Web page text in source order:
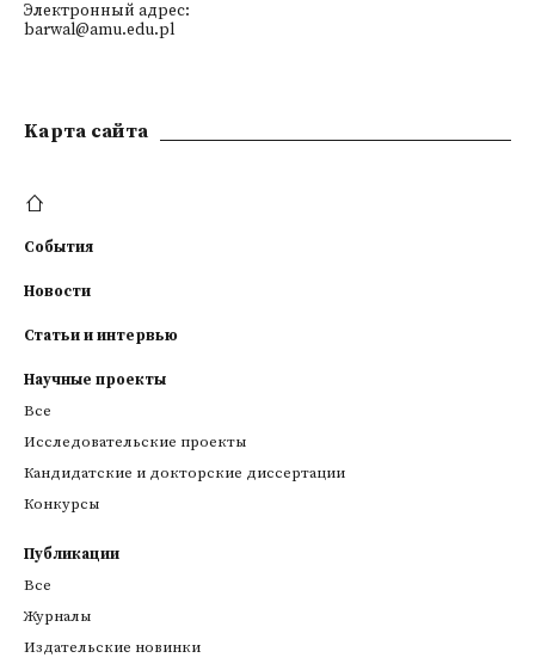
Электронный адрес:
barwal@amu.edu.pl
Kарта сайта
События
Новости
Статьи и интервью
Научные проекты
Все
Исследовательские проекты
Кандидатские и докторские диссертации
Конкурсы
Публикации
Все
Журналы
Издательские новинки